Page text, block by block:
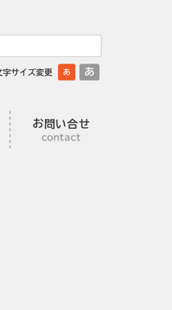
字サイズ変更 あ あ
お問い合せ
contact